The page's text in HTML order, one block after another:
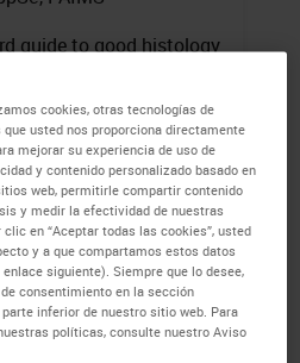
guide to good histology
and simple ways to
cookies, otras tecnologías de
usted nos proporciona directamente
mejorar su experiencia de uso de
y contenido personalizado basado en
web, permitirle compartir contenido
y medir la efectividad de nuestras
en “Aceptar todas las cookies”, usted
y a que compartamos estos datos
siguiente). Siempre que lo desee,
consentimiento en la sección
parte inferior de nuestro sitio web. Para
políticas, consulte nuestro Aviso